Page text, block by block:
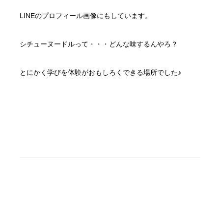
LINEのプロフィール画像にもしています。
シチューヌードルって・・・どんな味するんやろ？
とにかく学びを体験がおもしろくできる場所でした♪